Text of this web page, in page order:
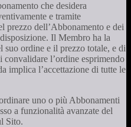
che desidera
e tramite
prezzo dell’Abbonamento e dei
Il Membro ha la
ordine e il prezzo totale, e di
l’ordine esprimendo
implica l’accettazione di tutte le
uno o più Abbonamenti
a funzionalità avanzate del
Sito.